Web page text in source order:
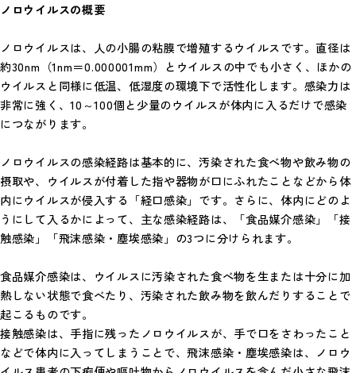
ノロウイルスの概要
ノロウイルスは、人の小腸の粘膜で増殖するウイルスです。直径は
約30nm（1nm＝0.000001mm）とウイルスの中でも小さく、ほかの
ウイルスと同様に低温、低湿度の環境下で活性化します。感染力は
非常に強く、10～100個と少量のウイルスが体内に入るだけで感染
につながります。
ノロウイルスの感染経路は基本的に、汚染された食べ物や飲み物の
摂取や、ウイルスが付着した指や器物が口にふれたことなどから体
内にウイルスが侵入する「経口感染」です。さらに、体内にどのよ
うにして入るかによって、主な感染経路は、「食品媒介感染」「接
触感染」「飛沫感染・塵埃感染」の3つに分けられます。
食品媒介感染は、ウイルスに汚染された食べ物を生または十分に加
熱しない状態で食べたり、汚染された飲み物を飲んだりすることで
起こるものです。
接触感染は、手指に残ったノロウイルスが、手で口をさわったこと
などで体内に入ってしまうことで、飛沫感染・塵埃感染は、ノロウ